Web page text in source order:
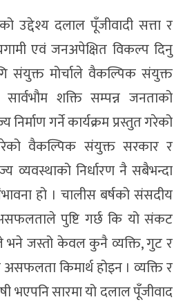
उद्देश्य दलाल पूँजीवादी सत्ता र
एवं जनअपेक्षित विकल्प दिनु
संयुक्त मोर्चाले वैकल्पिक संयुक्त
सार्वभौम शक्ति सम्पन्न जनताको
निर्माण गर्ने कार्यक्रम प्रस्तुत गरेको
वैकल्पिक संयुक्त सरकार र
व्यवस्थाको निर्धारण नै सबैभन्दा
हो । चालीस बर्षको संसदीय
पुष्टि गर्छ कि यो संकट
भने जस्तो केवल कुनै व्यक्ति, गुट र
किमार्थ होइन । व्यक्ति र
भएपनि सारमा यो दलाल पूँजीवाद